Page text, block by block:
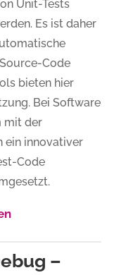
Unit-Tests
Es ist daher
Code
bieten hier
Bei Software
mit der
ein innovativer
Code
–